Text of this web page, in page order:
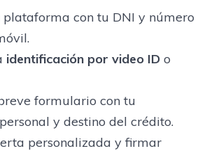
con tu DNI y número
identificación por video IDo
formulario con tu
y destino del crédito.
personalizada y firmar